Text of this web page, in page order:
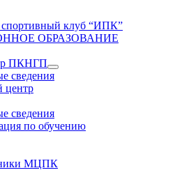
спортивный клуб “ИПК”
ОБРАЗОВАНИЕ
ПКНГП
Show
sub
сведения
центр
сведения
по обучению
МЦПК